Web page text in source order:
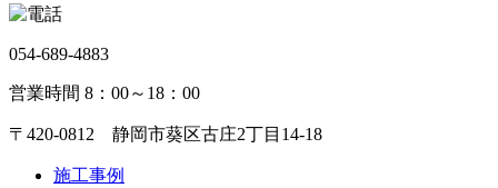
054-689-4883
営業時間 8：00～18：00
〒420-0812 静岡市葵区古庄2丁目14-18
施工事例